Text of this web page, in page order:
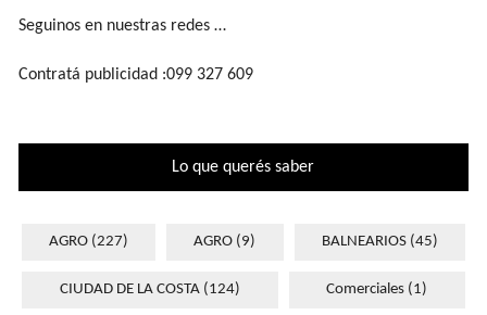
Seguinos en nuestras redes …
Contratá publicidad :099 327 609
Lo que querés saber
AGRO (227) AGRO (9) BALNEARIOS(45)
CIUDAD DE LA COSTA(124) Comerciales (1)